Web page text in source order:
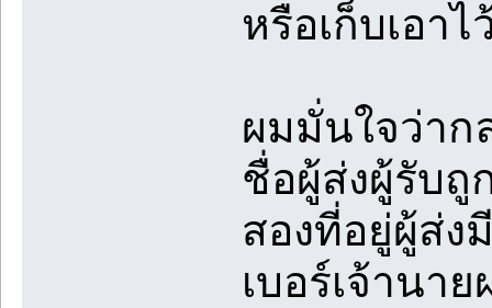
หรือเก็บเอา
ผมมั่นใจว่าก
ชื่อผู้ส่งผู้รับถู
สองที่อยู่ผู้ส่ง
เบอร์เจ้านา